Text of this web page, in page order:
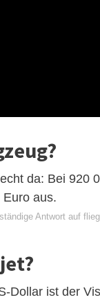
da: Bei 920
aus.
Antwort auf
Dollar ist der